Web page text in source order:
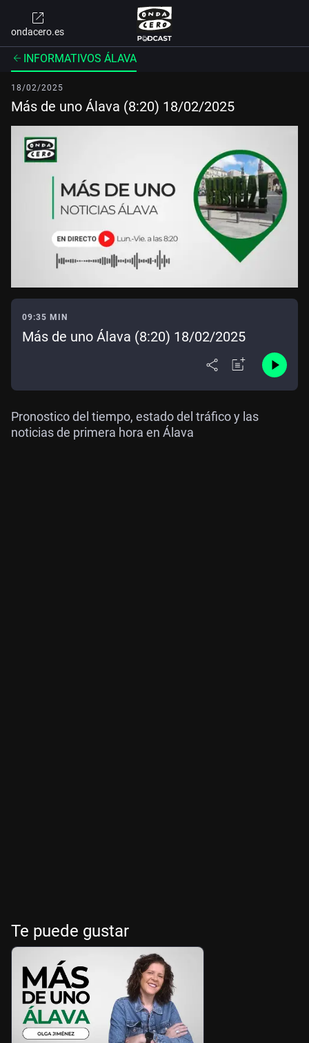
ondacero.es
INFORMATIVOS ÁLAVA
18/02/2025
Más de uno Álava (8:20) 18/02/2025
09:35 MIN
Más de uno Álava (8:20) 18/02/2025
Pronostico del tiempo, estado del tráfico y las
noticias de primera hora en Álava
Te puede gustar